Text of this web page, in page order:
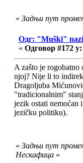
« Задњи пут
Одг: "Muški"
« Одговор #172 у:
A zašto je rogobatno
njoj? Nije li to
Dragoljuba
"tradicionalnim"
jezik ostati nemoćan
jezičku politiku).
« Задњи пут
Нескафица »